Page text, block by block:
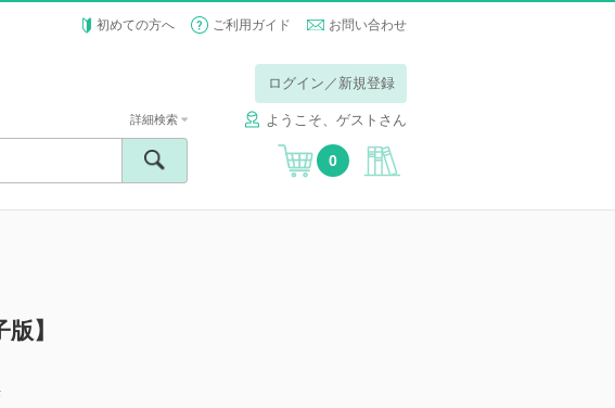
初めての方へ ご利用ガイド お問い合わせ
ログイン／新規登録
ようこそ、ゲストさん
詳細検索
0
】